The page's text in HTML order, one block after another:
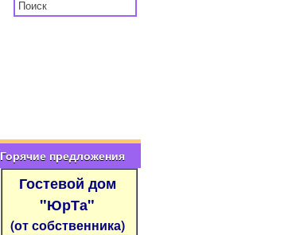
Горячие предложения
Гостевой дом
"ЮрТа"
(от собственника)